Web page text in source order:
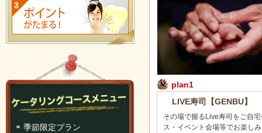
季節限定プラン
plan1
LIVE寿司【GENBU】
その場で握るLive寿司をご自
ス・イベント会場等でお楽し